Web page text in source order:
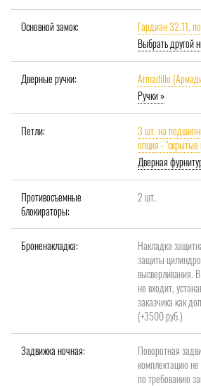
Основной замок:
Гардиан 32.11,
Выбрать другой
Дверные ручки:
Armadillo
Ручки »
Петли:
3 шт. на
опция - "скрытые
Дверная
Противосъемные
блокираторы:
2 шт.
Броненакладка:
Накладка
защиты
высверливания.
не входит,
заказчика как
(+3500 руб.)
Задвижка ночная:
Поворотная
комплектацию не
по требованию